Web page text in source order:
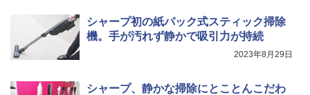
シャープ初の紙パック式スティック掃除
機。手が汚れず静かで吸引力が持続
2023年8月29日
シャープ、静かな掃除にとことんこだわ